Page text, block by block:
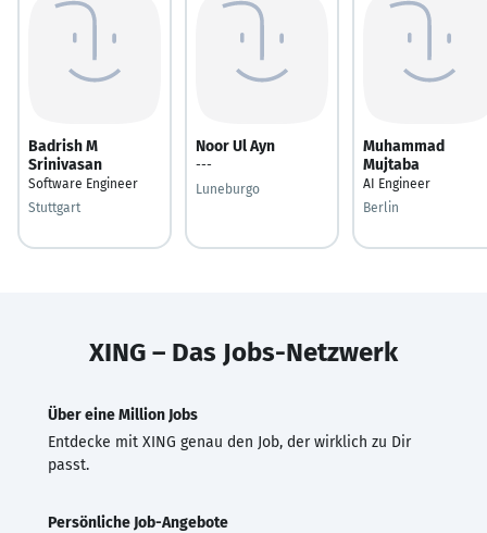
Badrish M
Srinivasan
Software Engineer
Stuttgart
Noor Ul Ayn
---
Luneburgo
Muhammad
Mujtaba
AI Engineer
Berlin
XING – Das Jobs-Netzwerk
Über eine Million Jobs
Entdecke mit XING genau den Job, der wirklich zu Dir
passt.
Persönliche Job-Angebote